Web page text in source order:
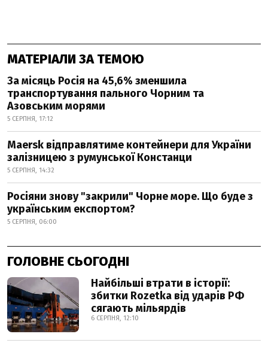
МАТЕРІАЛИ ЗА ТЕМОЮ
За місяць Росія на 45,6% зменшила
транспортування пального Чорним та
Азовським морями
5 СЕРПНЯ, 17:12
Maersk відправлятиме контейнери для України
залізницею з румунської Констанци
5 СЕРПНЯ, 14:32
Росіяни знову "закрили" Чорне море. Що буде з
українським експортом?
5 СЕРПНЯ, 06:00
ГОЛОВНЕ СЬОГОДНІ
Найбільші втрати в історії:
збитки Rozetka від ударів РФ
сягають мільярдів
6 СЕРПНЯ, 12:10